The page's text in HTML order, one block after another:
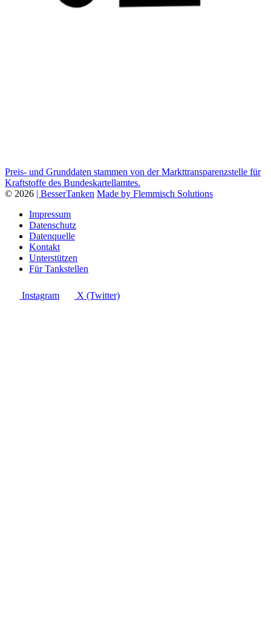
Preis- und Grunddaten stammen von der Markttransparenzstelle für
Kraftstoffe des Bundeskartellamtes.
© 2026 | BesserTanken Made by Flemmisch Solutions
Impressum
Datenschutz
Datenquelle
Kontakt
Unterstützen
Für Tankstellen
Instagram X (Twitter)